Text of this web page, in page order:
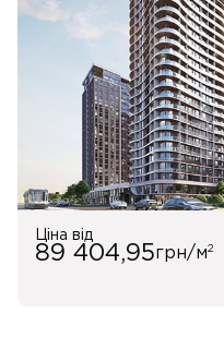
Ціна від
89 404,95грн/м2